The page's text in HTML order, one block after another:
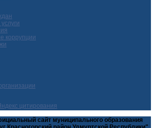
коррупции
сайт муниципального образования